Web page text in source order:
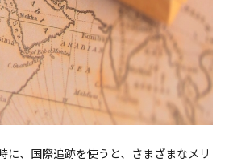
に、国際追跡を使うと、さまざまなメリ